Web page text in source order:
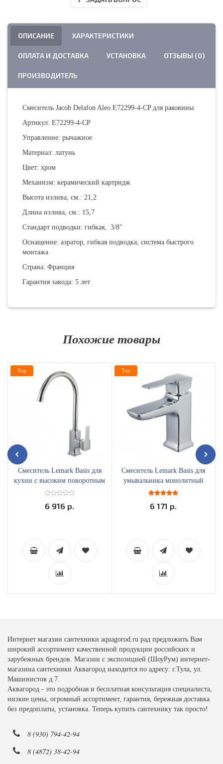
ОПИСАНИЕ ХАРАКТЕРИСТИКИ
ОПЛАТА И ДОСТАВКА УСТАНОВКА ОТЗЫВЫ (0)
ПРОИЗВОДИТЕЛЬ
Смеситель Jacob Delafon Aleo E72299-4-CP для раковины
Артикул: E72299-4-CP
Управление: рычажное
Материал: латунь
Цвет: хром
Механизм: керамический картридж
Высота излива, см.: 21,2
Длина излива, см.: 15,7
Стандарт подводки: гибкая, 3/8"
Оснащение: аэратор, гибкая подводка, система быстрого
монтажа
Страна: Франция
Гарантия завода: 5 лет
Похожие товары
Смеситель Lemark Basis для
кухни с высоким поворотным
изливом LM3605C
6 916 р.
Top
Смеситель Lemark Basis для
умывальника монолитный
LM3606C
6 171 р.
Top
Интернет магазин сантехники aquagorod.ru рад предложить Вам
широкий ассортимент качественной продукции российских и
зарубежных брендов. Магазин с экспозицией (ШоуРум) интернет-
магазина сантехники Аквагород находится по адресу: г.Тула, ул.
Машинистов д.7.
Аквагород - это подробная и бесплатная консультация специалиста,
низкие цены, огромный ассортимент, гарантия, бережная доставка
без предоплаты, установка. Теперь купить сантехнику так просто!
8 (930) 794-42-94
8 (4872) 38-42-94